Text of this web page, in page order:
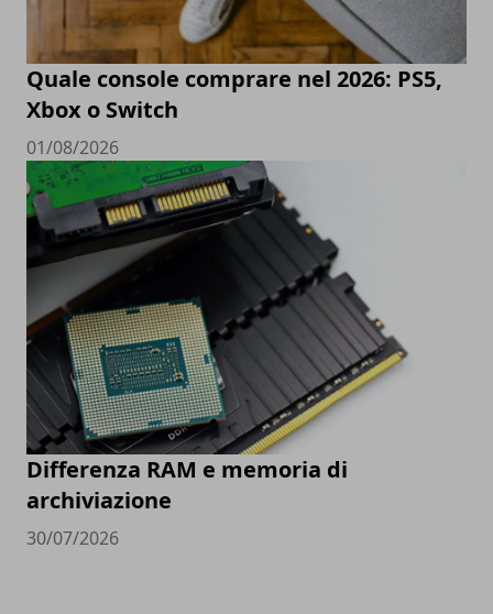
Quale console comprare nel 2026: PS5,
Xbox o Switch
01/08/2026
Differenza RAM e memoria di
archiviazione
30/07/2026